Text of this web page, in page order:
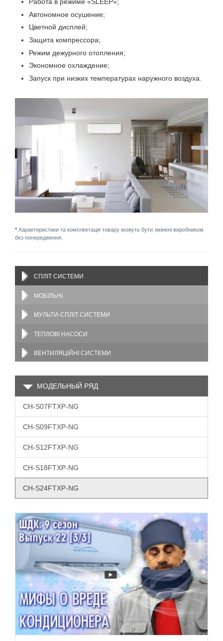
Работа в режиме «SLEEP»;
Автономное осушение;
Цветной дисплей;
Защита компрессора;
Режим дежурного отопления;
Экономное охлаждение;
Запуск при низких температурах наружного воздуха.
* Характеристики та комплектація товару можуть бути змінені виробником
без попередження.
СПЛІТ СИСТЕМИ
МОБІЛЬНІ
МУЛЬТИ-СПЛІТ СИСТЕМИ
ТЕПЛОВІ НАСОСИ
ВЕНТИЛЯЦІЙНІ СИСТЕМИ
МОДЕЛЬНЫЙ РЯД
CH-S07FTXP-NG
CH-S09FTXP-NG
CH-S12FTXP-NG
CH-S18FTXP-NG
CH-S24FTXP-NG